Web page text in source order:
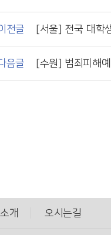
전글 [서울] 전국 대학
음글 [수원] 범죄피해
개 오시는길